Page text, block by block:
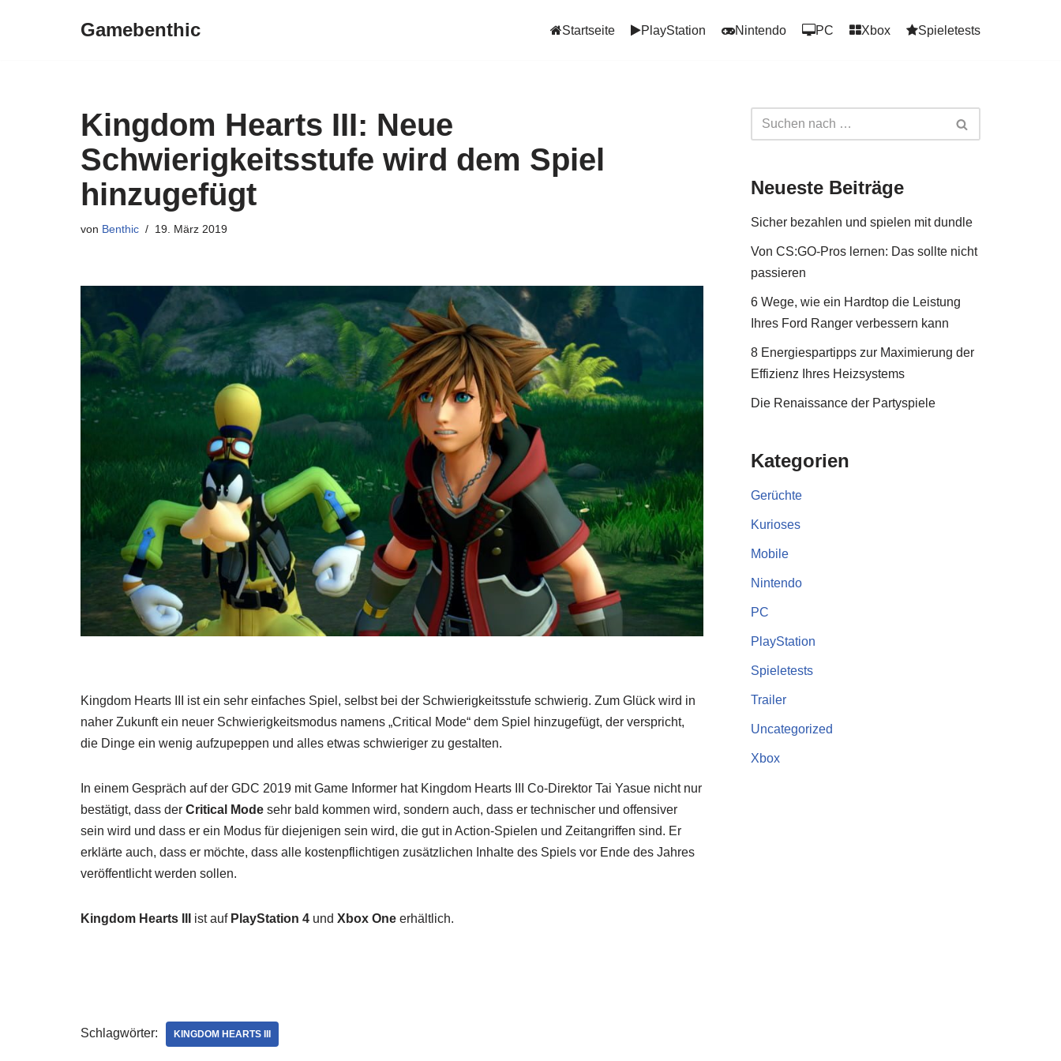
Gamebenthic Startseite PlayStation Nintendo PC Xbox Spieletests
Kingdom Hearts III: Neue
Schwierigkeitsstufe wird dem Spiel
hinzugefügt
von Benthic 19. März 2019
Kingdom Hearts III ist ein sehr einfaches Spiel, selbst bei der Schwierigkeitsstufe schwierig. Zum Glück wird in
naher Zukunft ein neuer Schwierigkeitsmodus namens „Critical Mode“ dem Spiel hinzugefügt, der verspricht,
die Dinge ein wenig aufzupeppen und alles etwas schwieriger zu gestalten.
In einem Gespräch auf der GDC 2019 mit Game Informer hat Kingdom Hearts III Co-Direktor Tai Yasue nicht nur
bestätigt, dass der Critical Mode sehr bald kommen wird, sondern auch, dass er technischer und offensiver
sein wird und dass er ein Modus für diejenigen sein wird, die gut in Action-Spielen und Zeitangriffen sind. Er
erklärte auch, dass er möchte, dass alle kostenpflichtigen zusätzlichen Inhalte des Spiels vor Ende des Jahres
veröffentlicht werden sollen.
Kingdom Hearts III ist auf PlayStation 4 und Xbox One erhältlich.
Schlagwörter: KINGDOM HEARTS III
Neueste Beiträge
Sicher bezahlen und spielen mit dundle
Von CS:GO-Pros lernen: Das sollte nicht
passieren
6 Wege, wie ein Hardtop die Leistung
Ihres Ford Ranger verbessern kann
8 Energiespartipps zur Maximierung der
Effizienz Ihres Heizsystems
Die Renaissance der Partyspiele
Kategorien
Gerüchte
Kurioses
Mobile
Nintendo
PC
PlayStation
Spieletests
Trailer
Uncategorized
Xbox